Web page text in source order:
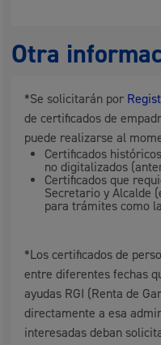
Otra
*Se solicitarán por
de certificados de
puede realizarse al
Certificados
no digitalizados
Certificados que
Secretario y Alcalde
para trámites como
*Los certificados de
entre diferentes fechas
ayudas RGI (Renta de
directamente a esa
interesadas deban